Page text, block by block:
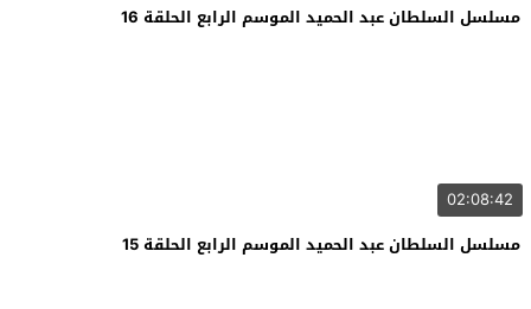
مسلسل السلطان عبد الحميد الموسم الرابع الحلقة 16
02:08:42
مسلسل السلطان عبد الحميد الموسم الرابع الحلقة 15